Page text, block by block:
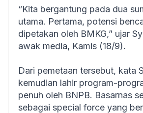
“Kita bergantung pada dua
utama. Pertama, potensi
dipetakan oleh BMKG,” ujar
awak media, Kamis (18/9).
Dari pemetaan tersebut, kata
kemudian lahir program-
penuh oleh BNPB. Basarnas
sebagai special force yang